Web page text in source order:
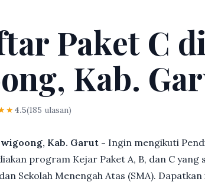
Paket C di
Kab.
4.5(185 ulasan)
Kab. Garut - Ingin mengikuti
program Kejar Paket A, B, dan C yang
Sekolah Menengah Atas (SMA).